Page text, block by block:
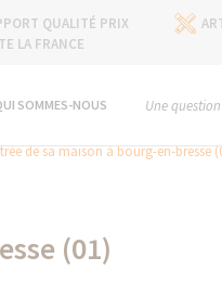
QUALITÉ PRIX
LA FRANCE
SOMMES-NOUS Une
de sa maison à bourg-en-bresse
(01)